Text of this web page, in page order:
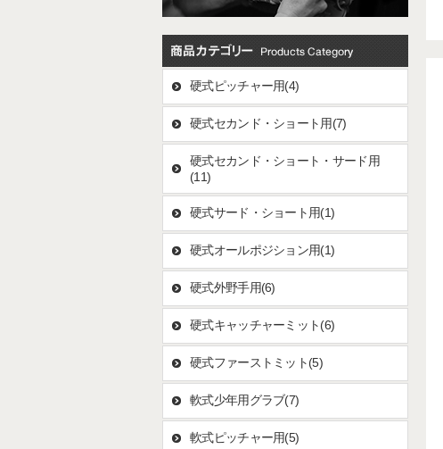
硬式ピッチャー用(4)
硬式セカンド・ショート用(7)
硬式セカンド・ショート・サード用
(11)
硬式サード・ショート用(1)
硬式オールポジション用(1)
硬式外野手用(6)
硬式キャッチャーミット(6)
硬式ファーストミット(5)
軟式少年用グラブ(7)
軟式ピッチャー用(5)